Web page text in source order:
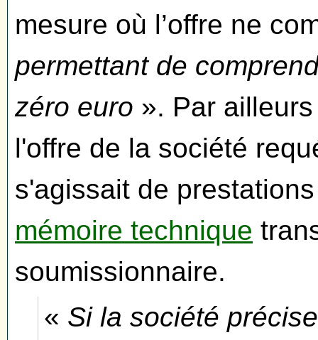
mesure où l’offre ne
permettant de
zéro euro ». Par
l'offre de la société
s'agissait de
mémoire technique
soumissionnaire.
« Si la société